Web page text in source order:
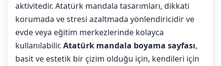
aktivitedir. Atatürk mandala tasarımları, dikkati
korumada ve stresi azaltmada yönlendiricidir ve
evde veya eğitim merkezlerinde kolayca
kullanılabilir. Atatürk mandala boyama sayfası,
basit ve estetik bir çizim olduğu için, kendileri için